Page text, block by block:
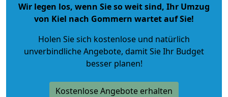
Wir legen los, wenn Sie so weit sind, Ihr Umzug
von Kiel nach Gommern wartet auf Sie!
Holen Sie sich kostenlose und natürlich
unverbindliche Angebote, damit Sie Ihr Budget
besser planen!
Kostenlose Angebote erhalten